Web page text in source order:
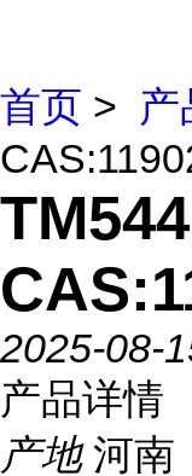
首页 > 产
2025-08-
产品详情
产地 河南